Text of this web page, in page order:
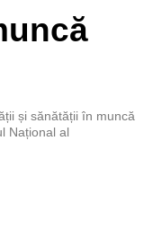
și sănătății în muncă
Național al